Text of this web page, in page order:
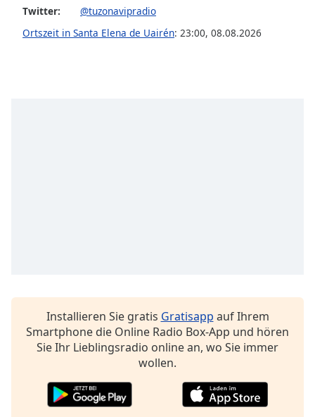
Family
Twitter:
@tuzonavipradio
Ortszeit in Santa Elena de Uairén: 23:00, 08.08.2026
Installieren Sie gratis Gratisapp auf Ihrem
Smartphone die Online Radio Box-App und hören
Sie Ihr Lieblingsradio online an, wo Sie immer
wollen.